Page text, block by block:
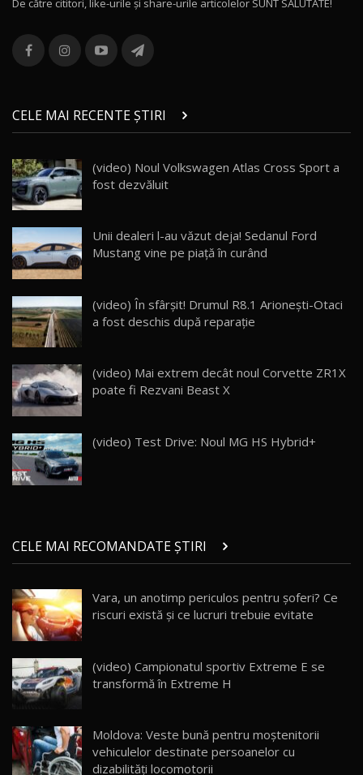
13 16:48
combină aventura cu luxul / AutoBlog.MD
36:08
15
chinez care face lumea să se întoarcă după el
/ AutoBlog.MD
17:27
16 14:37
17
AutoBlogMD
13:10
30:08
20
21 29:08
22
Micul BYD Dolphin Surf / Test Drive
AutoBlog.MD
23
Noua Mazda 6e / Test Drive AutoBlog.MD
26:59
24
Lynk & Co 01 / Test Drive AutoBlog.MD
25:19
De către cititori, like-urile şi share-urile articolelor SUNT SALUTATE!
CELE MAI RECENTE ȘTIRI
(video) Noul Volkswagen Atlas Cross Sport a
fost dezvăluit
Unii dealeri l-au văzut deja! Sedanul Ford
Mustang vine pe piață în curând
(video) În sfârșit! Drumul R8.1 Arionești-Otaci
a fost deschis după reparație
(video) Mai extrem decât noul Corvette ZR1X
poate fi Rezvani Beast X
(video) Test Drive: Noul MG HS Hybrid+
CELE MAI RECOMANDATE ȘTIRI
Vara, un anotimp periculos pentru șoferi? Ce
riscuri există şi ce lucruri trebuie evitate
(video) Campionatul sportiv Extreme E se
transformă în Extreme H
Moldova: Veste bună pentru moștenitorii
vehiculelor destinate persoanelor cu
dizabilități locomotorii